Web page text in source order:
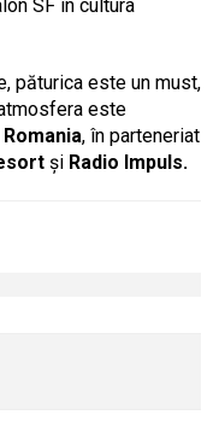
SF în cultura
păturica este un must,
este
, în parteneriat
și Radio Impuls.